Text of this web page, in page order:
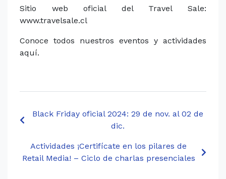
Sitio web oficial del Travel Sale:
www.travelsale.cl
Conoce todos nuestros eventos y actividades
aquí.
Black Friday oficial 2024: 29 de nov. al 02 de
dic.
Actividades ¡Certifícate en los pilares de
Retail Media! – Ciclo de charlas presenciales